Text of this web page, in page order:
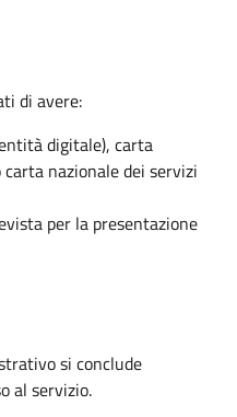
di avere:
digitale), carta
nazionale dei servizi
per la presentazione
si conclude
al servizio.